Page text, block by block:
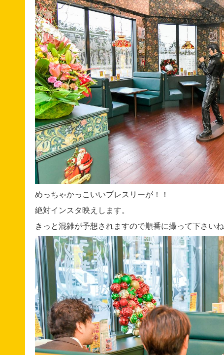
めっちゃかっこいいプレスリーが！！
絶対インスタ映えします。
きっと混雑が予想されますので順番に撮って下さい